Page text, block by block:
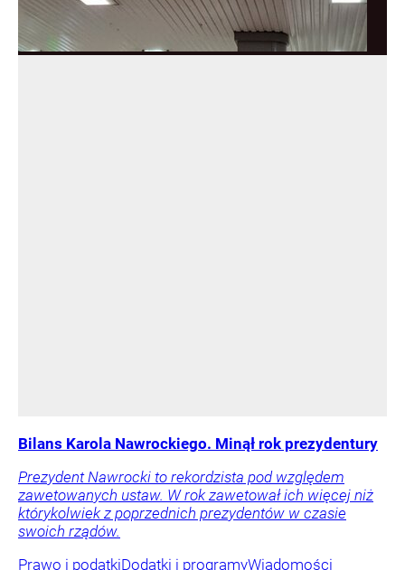
Bilans Karola Nawrockiego. Minął rok prezydentury
Prezydent Nawrocki to rekordzista pod względem
zawetowanych ustaw. W rok zawetował ich więcej niż
którykolwiek z poprzednich prezydentów w czasie
swoich rządów.
Prawo i podatkiDodatki i programyWiadomości